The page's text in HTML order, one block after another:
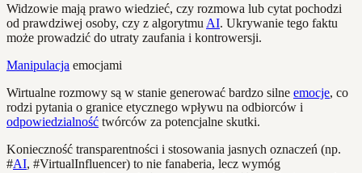
Widzowie mają prawo wiedzieć, czy rozmowa lub cytat pochodzi
od prawdziwej osoby, czy z algorytmu AI. Ukrywanie tego faktu
może prowadzić do utraty zaufania i kontrowersji.
Manipulacja emocjami
Wirtualne rozmowy są w stanie generować bardzo silne emocje, co
rodzi pytania o granice etycznego wpływu na odbiorców i
odpowiedzialność twórców za potencjalne skutki.
Konieczność transparentności i stosowania jasnych oznaczeń (np.
#AI, #VirtualInfluencer) to nie fanaberia, lecz wymóg